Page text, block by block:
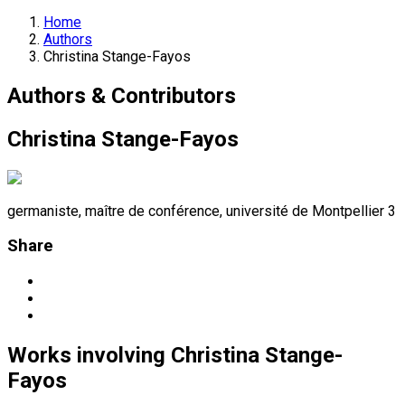
Home
Authors
Christina Stange-Fayos
Authors & Contributors
Christina Stange-Fayos
germaniste, maître de conférence, université de Montpellier 3
Share
Works involving Christina Stange-
Fayos